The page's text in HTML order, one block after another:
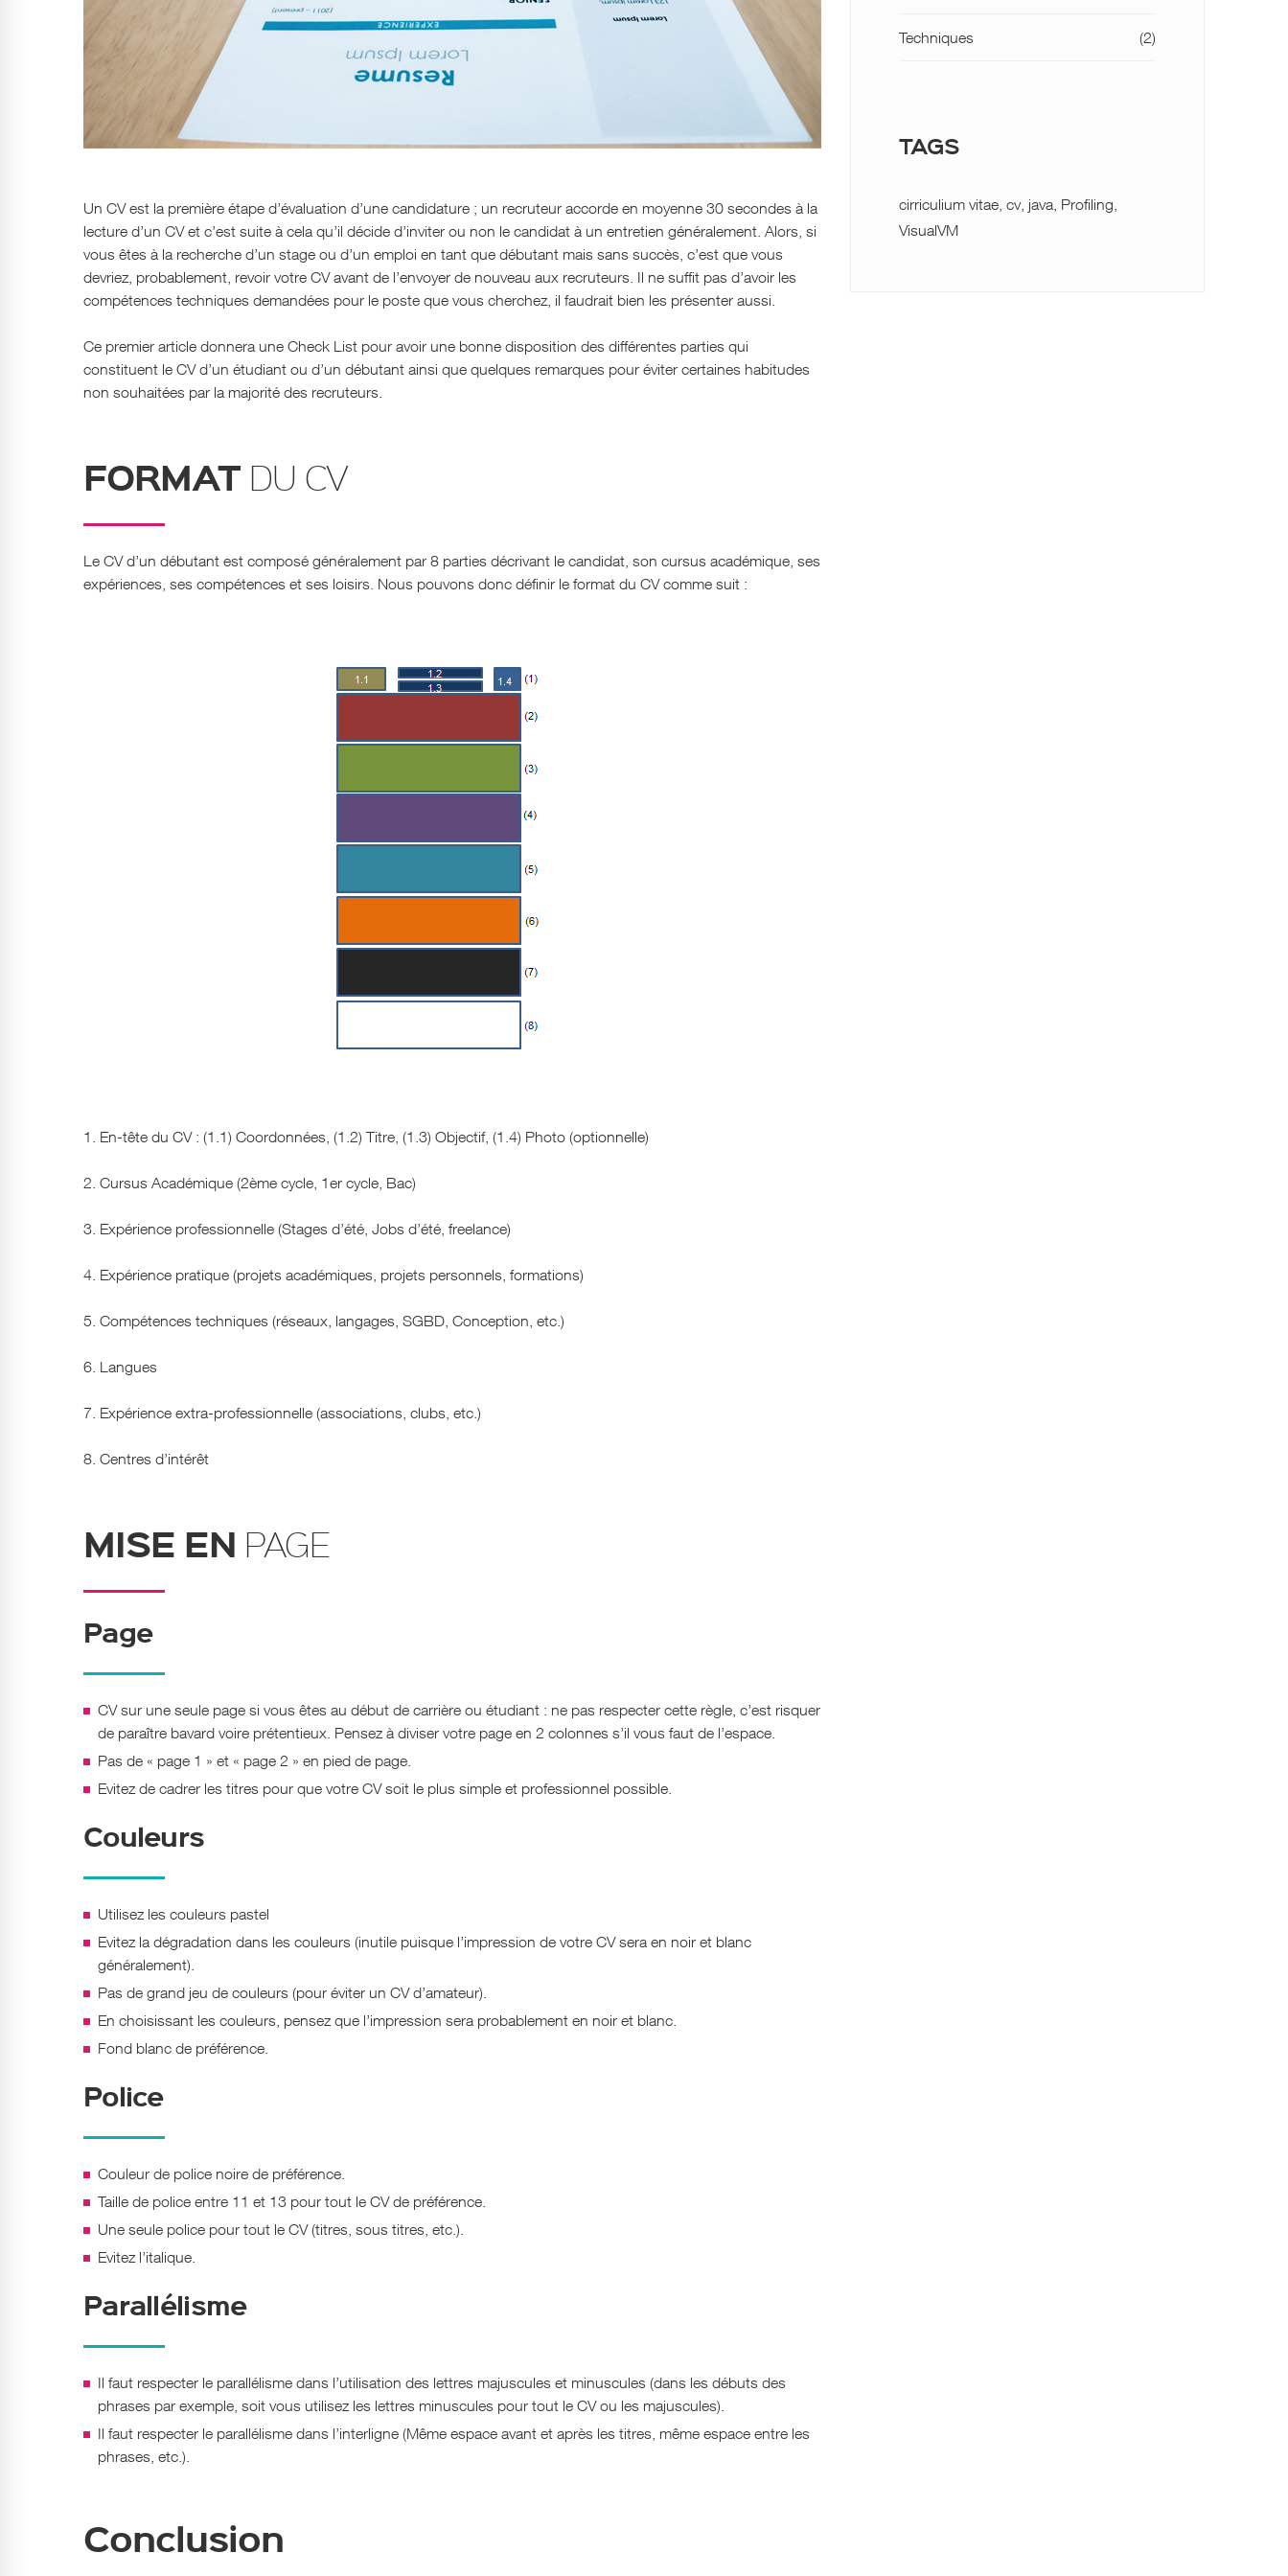
Un CV est la première étape d’évaluation d’une candidature ; un recruteur accorde en moyenne 30 secondes à la
lecture d’un CV et c’est suite à cela qu’il décide d’inviter ou non le candidat à un entretien généralement. Alors, si
vous êtes à la recherche d’un stage ou d’un emploi en tant que débutant mais sans succès, c’est que vous
devriez, probablement, revoir votre CV avant de l’envoyer de nouveau aux recruteurs. Il ne suffit pas d’avoir les
compétences techniques demandées pour le poste que vous cherchez, il faudrait bien les présenter aussi.
Ce premier article donnera une Check List pour avoir une bonne disposition des différentes parties qui
constituent le CV d’un étudiant ou d’un débutant ainsi que quelques remarques pour éviter certaines habitudes
non souhaitées par la majorité des recruteurs.
FORMAT DU CV
Le CV d’un débutant est composé généralement par 8 parties décrivant le candidat, son cursus académique, ses
expériences, ses compétences et ses loisirs. Nous pouvons donc définir le format du CV comme suit :
1. En-tête du CV : (1.1) Coordonnées, (1.2) Titre, (1.3) Objectif, (1.4) Photo (optionnelle)
2. Cursus Académique (2ème cycle, 1er cycle, Bac)
3. Expérience professionnelle (Stages d’été, Jobs d’été, freelance)
4. Expérience pratique (projets académiques, projets personnels, formations)
5. Compétences techniques (réseaux, langages, SGBD, Conception, etc.)
6. Langues
7. Expérience extra-professionnelle (associations, clubs, etc.)
8. Centres d’intérêt
MISE EN PAGE
Page
CV sur une seule page si vous êtes au début de carrière ou étudiant : ne pas respecter cette règle, c’est risquer
de paraître bavard voire prétentieux. Pensez à diviser votre page en 2 colonnes s’il vous faut de l’espace.
Pas de « page 1 » et « page 2 » en pied de page.
Evitez de cadrer les titres pour que votre CV soit le plus simple et professionnel possible.
Couleurs
Utilisez les couleurs pastel
Evitez la dégradation dans les couleurs (inutile puisque l’impression de votre CV sera en noir et blanc
généralement).
Pas de grand jeu de couleurs (pour éviter un CV d’amateur).
En choisissant les couleurs, pensez que l’impression sera probablement en noir et blanc.
Fond blanc de préférence.
Police
Couleur de police noire de préférence.
Taille de police entre 11 et 13 pour tout le CV de préférence.
Une seule police pour tout le CV (titres, sous titres, etc.).
Evitez l’italique.
Parallélisme
Il faut respecter le parallélisme dans l’utilisation des lettres majuscules et minuscules (dans les débuts des
phrases par exemple, soit vous utilisez les lettres minuscules pour tout le CV ou les majuscules).
Il faut respecter le parallélisme dans l’interligne (Même espace avant et après les titres, même espace entre les
phrases, etc.).
Conclusion
Techniques (2)
TAGS
cirriculium vitae cv, java Profiling
VisualVM